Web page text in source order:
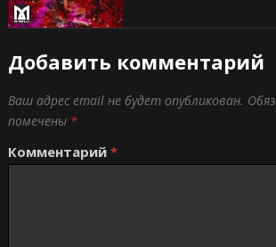
Добавить комментарий
Ваш адрес email не будет опубликован.
помечены *
Комментарий *